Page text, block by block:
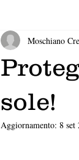
sole!
Moschiano
Aggiornamento: 8 set